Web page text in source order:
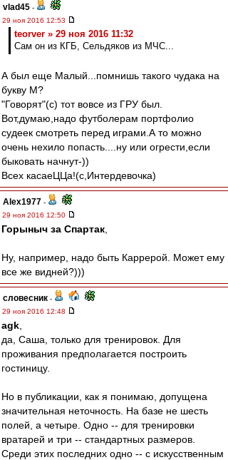
vlad45 -
29 ноя 2016 12:53
teorver » 29 ноя 2016 11:32
Сам он из КГБ, Сельдяков из МЧС...
А был еще Малый...помнишь такого чудака на
букву М?
"Говорят"(с) тот вовсе из ГРУ был.
Вот,думаю,надо футболерам портфолио
судеек смотреть перед играми.А то можно
очень нехило попасть....ну или огрести,если
быковать начнут-))
Всех касаеЦЦа!(с,Интердевочка)
Alex1977 -
29 ноя 2016 12:50
Горыныч за Спартак
Ну, например, надо быть Каррерой. Может ему
все же видней?)))
словесник -
29 ноя 2016 12:48
agk
да, Саша, только для тренировок. Для
проживания предполагается построить
гостиницу.
Но в публикации, как я понимаю, допущена
значительная неточность. На базе не шесть
полей, а четыре. Одно -- для тренировки
вратарей и три -- стандартных размеров.
Среди этих последних одно -- с искусственным